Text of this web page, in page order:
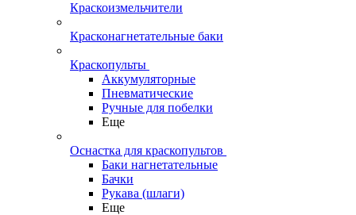
Краскоизмельчители
Красконагнетательные баки
Краскопульты
Аккумуляторные
Пневматические
Ручные для побелки
Еще
Оснастка для краскопультов
Баки нагнетательные
Бачки
Рукава (шлаги)
Еще